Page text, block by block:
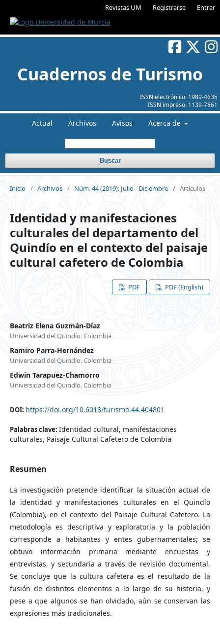
Revistas UM Registrarse Entrar
ISSN electrónico: 1989-4635
ISSN impreso: 1139-7861
Cuadernos de Turismo
Actual Archivos Avisos Acerca de
Buscar
Inicio / Archivos / Núm. 44 (2019): Julio - Diciembre / Artículos
Identidad y manifestaciones
culturales del departamento del
Quindío en el contexto del paisaje
cultural cafetero de Colombia
PDF PDF (English)
Beatriz Elena Guzmán-Díaz
Universidad del Quindío. Colombia
Ramiro Parra-Hernández
Universidad del Quindío. Colombia
Edwin Tarapuez-Chamorro
Universidad del Quindío. Colombia
DOI: https://doi.org/10.6018/turismo.44.404801
Palabras clave: Identidad cultural, manifestaciones
culturales, Paisaje Cultural Cafetero de Colombia
Resumen
La investigación pretende identificar la situación actual de
la identidad y manifestaciones culturales en el Quindío
(Colombia), en el contexto del Paisaje Cultural Cafetero. La
metodología es descriptiva y exploratoria y la población
corresponde a habitantes y entes gubernamentales; se
obtuvo información primaria mediante encuestas y
entrevistas, y secundaria a través de revisión documental.
Se concluye que la cultura cafetera es el resultado de la
fusión de distintos elementos a lo largo de su historia, y
pese a que algunos se han olvidado, aún se conservan las
expresiones más tradicionales.